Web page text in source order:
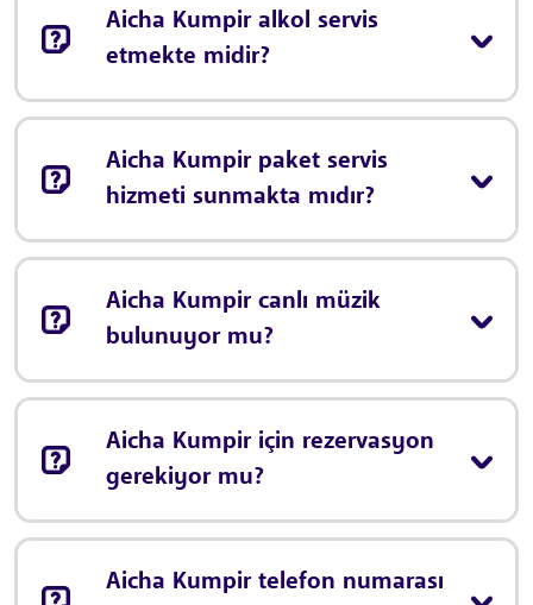
Aicha Kumpir alkol servis
etmekte midir?
Aicha Kumpir paket servis
hizmeti sunmakta mıdır?
Aicha Kumpir canlı müzik
bulunuyor mu?
Aicha Kumpir için rezervasyon
gerekiyor mu?
Aicha Kumpir telefon numarası